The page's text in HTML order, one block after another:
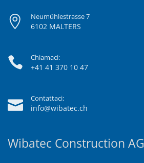
Neumühlestrasse 7
6102 MALTERS
Chiamaci:
+41 41 370 10 47
Contattaci:
info@wibatec.ch
Wibatec Construction AG